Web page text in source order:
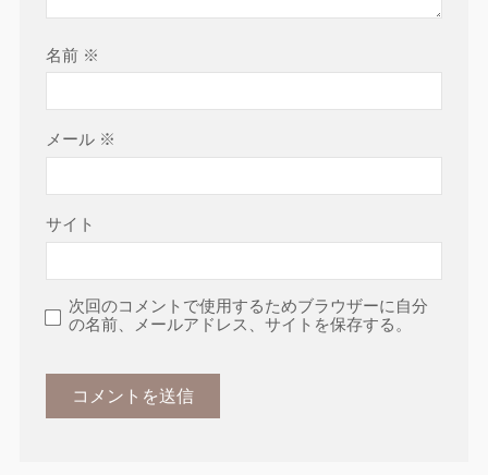
名前 ※
メール ※
サイト
次回のコメントで使用するためブラウザーに自分
の名前、メールアドレス、サイトを保存する。